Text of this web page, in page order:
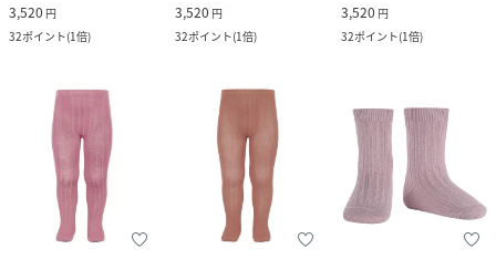
3,520 円
32ポイント(1倍)
3,520 円
32ポイント(1倍)
3,520 円
32ポイント(1倍)